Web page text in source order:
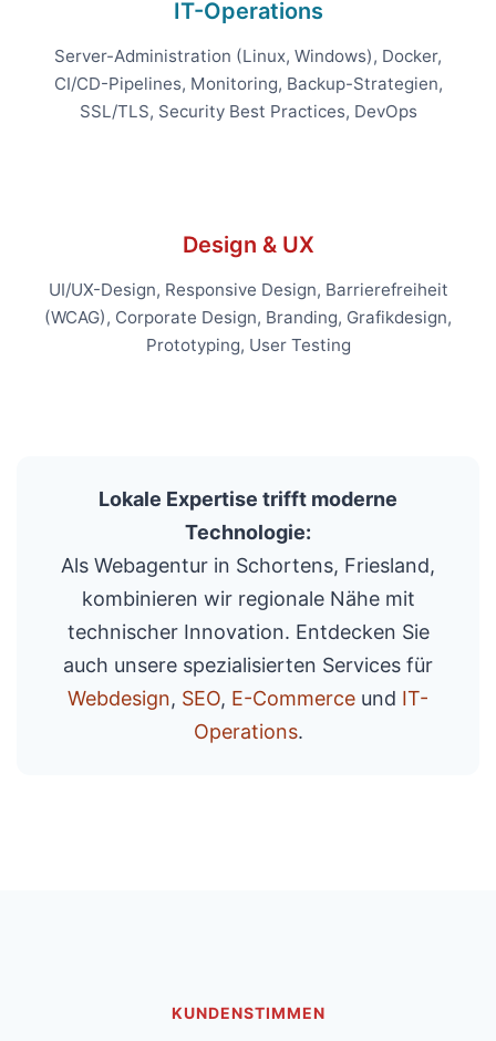
IT-Operations
Server-Administration (Linux, Windows), Docker,
CI/CD-Pipelines, Monitoring, Backup-Strategien,
SSL/TLS, Security Best Practices, DevOps
Design & UX
UI/UX-Design, Responsive Design, Barrierefreiheit
(WCAG), Corporate Design, Branding, Grafikdesign,
Prototyping, User Testing
Lokale Expertise trifft moderne
Technologie:
Als Webagentur in Schortens, Friesland,
kombinieren wir regionale Nähe mit
technischer Innovation. Entdecken Sie
auch unsere spezialisierten Services für
Webdesign, SEO, E-Commerce und IT-
Operations.
KUNDENSTIMMEN